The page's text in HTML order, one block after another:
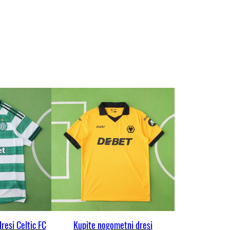
Celtic FC
Kupite nogometni dresi